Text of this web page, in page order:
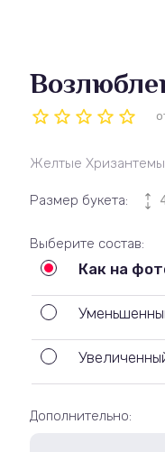
Желтые
Размер букета:
Выберите состав:
Как на
Дополнительно: